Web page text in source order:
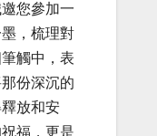
您參加一
，梳理對
觸中，表
份深沉的
放和安
福，更是